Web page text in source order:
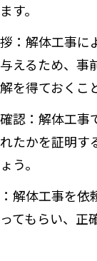
す。
：解体工事に
えるため、事
を得ておくこ
認：解体工事
たかを証明す
う。
解体工事を依
てもらい、正